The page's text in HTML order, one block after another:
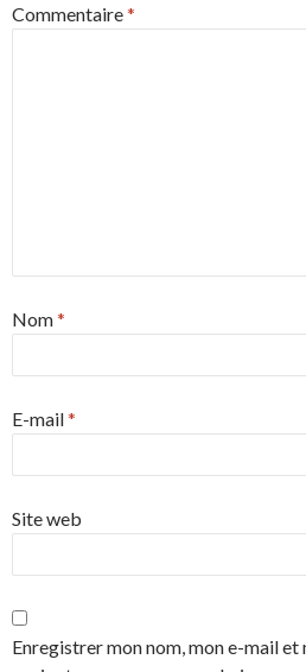
Commentaire*
Nom*
E-mail*
Site web
Enregistrer mon nom, mon e-mail et